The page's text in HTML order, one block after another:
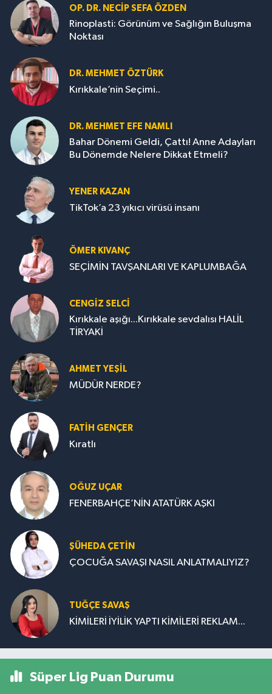
OP. DR. NECIP SEFA ÖZDEN
Rinoplasti: Görünüm ve Sağlığın Buluşma
Noktası
DR. MEHMET ÖZTÜRK
Kırıkkale’nin Seçimi..
DR. MEHMET EFE NAMLI
Bahar Dönemi Geldi, Çattı! Anne Adayları
Bu Dönemde Nelere Dikkat Etmeli?
YENER KAZAN
TikTok’a 23 yıkıcı virüsü insanı
ÖMER KIVANÇ
SEÇİMİN TAVŞANLARI VE KAPLUMBAĞA
CENGİZ SELCİ
Kırıkkale aşığı...Kırıkkale sevdalısı HALİL
TİRYAKİ
AHMET YEŞİL
MÜDÜR NERDE?
FATIH GENÇER
Kıratlı
OĞUZ UÇAR
FENERBAHÇE’NİN ATATÜRK AŞKI
ŞÜHEDA ÇETİN
ÇOCUĞA SAVAŞI NASIL ANLATMALIYIZ?
TUĞÇE SAVAŞ
KİMİLERİ İYİLİK YAPTI KİMİLERİ REKLAM...
Süper Lig Puan Durumu